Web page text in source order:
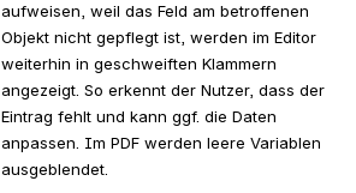
aufweisen, weil das Feld am betroffenen
Objekt nicht gepflegt ist, werden im Editor
weiterhin in geschweiften Klammern
angezeigt. So erkennt der Nutzer, dass der
Eintrag fehlt und kann ggf. die Daten
anpassen. Im PDF werden leere Variablen
ausgeblendet.